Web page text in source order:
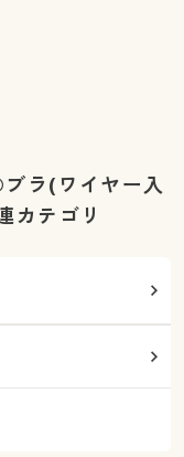
ラ(ワイヤー入
カテゴリ